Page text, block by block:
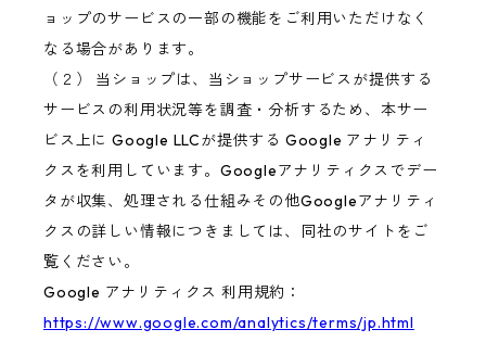
ョップのサービスの一部の機能をご利用いただけなく
なる場合があります。
（２） 当ショップは、当ショップサービスが提供する
サービスの利用状況等を調査・分析するため、本サー
ビス上に Google LLCが提供する Google アナリティ
クスを利用しています。Googleアナリティクスでデー
タが収集、処理される仕組みその他Googleアナリティ
クスの詳しい情報につきましては、同社のサイトをご
覧ください。
Google アナリティクス 利用規約：
https://www.google.com/analytics/terms/jp.html